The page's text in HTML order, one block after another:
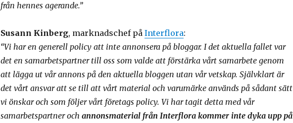
från hennes agerande.”
Susann Kinberg, marknadschef på Interflora:
“Vi har en generell policy att inte annonsera på bloggar. I det aktuella fallet var
det en samarbetspartner till oss som valde att förstärka vårt samarbete genom
att lägga ut vår annons på den aktuella bloggen utan vår vetskap. Självklart är
det vårt ansvar att se till att vårt material och varumärke används på sådant sätt
vi önskar och som följer vårt företags policy. Vi har tagit detta med vår
samarbetspartner och annonsmaterial från Interflora kommer inte dyka upp på